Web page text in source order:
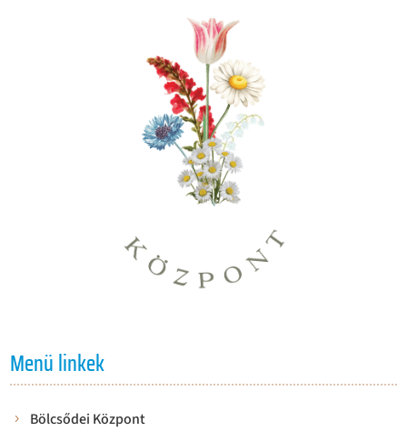
Menü linkek
Bölcsődei Központ